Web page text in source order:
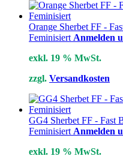
Orange Sherbet FF -
Feminisiert Anmelden
exkl. 19 % MwSt.
zzgl. Versandkosten
GG4 Sherbet FF - Fast
Feminisiert Anmelden
exkl. 19 % MwSt.